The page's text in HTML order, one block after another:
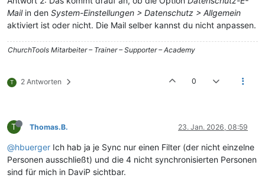
Mailin den System-Einstellungen > Datenschutz > Allgemein
aktiviert ist oder nicht. Die Mail selber kannst du nicht anpassen.
ChurchTools Mitarbeiter – Trainer – Supporter – Academy
T 2 Antworten 0
T Thomas.B. 23. Jan. 2026, 08:59
@hbuerger Ich hab ja je Sync nur einen Filter (der nicht einzelne
Personen ausschließt) und die 4 nicht synchronisierten Personen
sind für mich in DaviP sichtbar.